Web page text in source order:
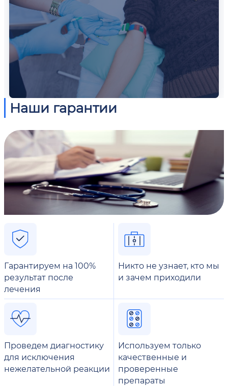
Наши гарантии
Гарантируем на 100%
результат после
лечения
Никто не узнает, кто мы
и зачем приходили
Проведем диагностику
для исключения
нежелательной реакции
Используем только
качественные и
проверенные
препараты